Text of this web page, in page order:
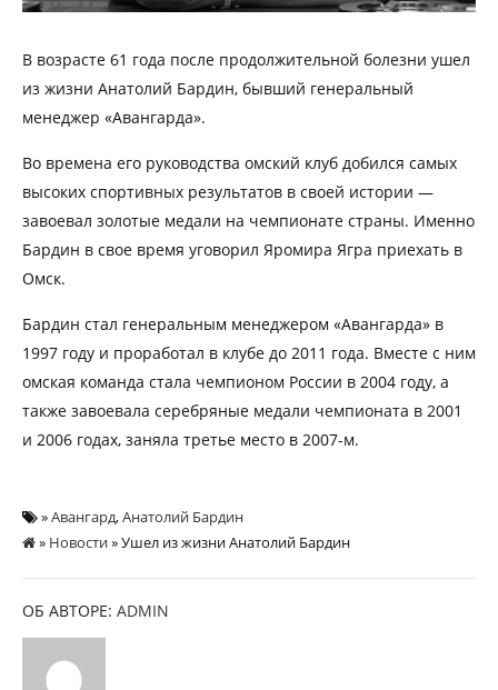
В возрасте 61 года после продолжительной болезни ушел
из жизни Анатолий Бардин, бывший генеральный
менеджер «Авангарда».
Во времена его руководства омский клуб добился самых
высоких спортивных результатов в своей истории —
завоевал золотые медали на чемпионате страны. Именно
Бардин в свое время уговорил Яромира Ягра приехать в
Омск.
Бардин стал генеральным менеджером «Авангарда» в
1997 году и проработал в клубе до 2011 года. Вместе с ним
омская команда стала чемпионом России в 2004 году, а
также завоевала серебряные медали чемпионата в 2001
и 2006 годах, заняла третье место в 2007-м.
»Авангард,Анатолий Бардин
» Новости» Ушел из жизни Анатолий Бардин
ОБ АВТОРЕ: ADMIN